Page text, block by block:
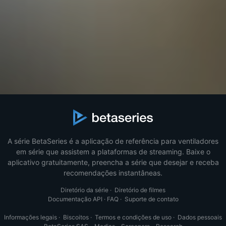
A série BetaSeries é a aplicação de referência para ventiladores
em série que assistem a plataformas de streaming. Baixe o
aplicativo gratuitamente, preencha a série que desejar e receba
recomendações instantâneas.
Diretório da série · Diretório de filmes
Documentação API · FAQ· Suporte de contato
Informações legais · Biscoitos · Termos e condições de uso · Dados pessoais